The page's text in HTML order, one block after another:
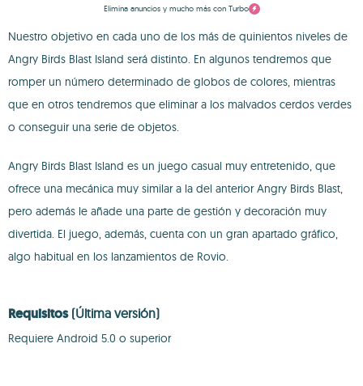
Elimina anuncios y mucho más con Turbo
Nuestro objetivo en cada uno de los más de quinientos niveles de
Angry Birds Blast Island será distinto. En algunos tendremos que
romper un número determinado de globos de colores, mientras
que en otros tendremos que eliminar a los malvados cerdos verdes
o conseguir una serie de objetos.
Angry Birds Blast Island es un juego casual muy entretenido, que
ofrece una mecánica muy similar a la del anterior Angry Birds Blast,
pero además le añade una parte de gestión y decoración muy
divertida. El juego, además, cuenta con un gran apartado gráfico,
algo habitual en los lanzamientos de Rovio.
Requisitos (Última versión)
Requiere Android 5.0 o superior